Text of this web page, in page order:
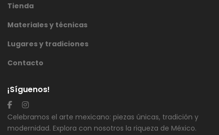
Tienda
Materiales y técnicas
Lugares y tradiciones
Contacto
¡Síguenos!
Celebramos el arte mexicano: piezas únicas, tradición y
modernidad. Explora con nosotros la riqueza de México.